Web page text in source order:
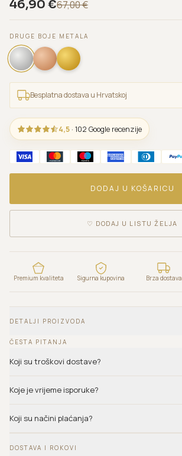
46,90 €67,00€
DRUGE BOJE METALA
Besplatna dostava u Hrvatskoj
4,5 · 102 Google recenzije
DODAJ U KOŠARICU
♡ DODAJ U LISTU ŽELJA
Premium kvaliteta Sigurna kupovina Brza dostava
DETALJI PROIZVODA
ČESTA PITANJA
Koji su troškovi dostave?
Koje je vrijeme isporuke?
Koji su načini plaćanja?
DOSTAVA I ROKOVI